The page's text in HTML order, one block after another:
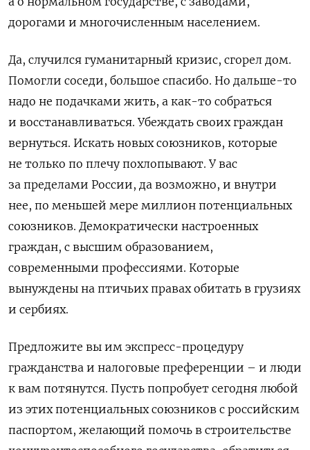
дорогами и многочисленным населением.
Да, случился гуманитарный кризис, сгорел дом.
Помогли соседи, большое спасибо. Но дальше-то
надо не подачками жить, а как-то собраться
и восстанавливаться. Убеждать своих граждан
вернуться. Искать новых союзников, которые
не только по плечу похлопывают. У вас
за пределами России, да возможно, и внутри
нее, по меньшей мере миллион потенциальных
союзников. Демократически настроенных
граждан, с высшим образованием,
современными профессиями. Которые
вынуждены на птичьих правах обитать в грузиях
и сербиях.
Предложите вы им экспресс-процедуру
гражданства и налоговые преференции – и люди
к вам потянутся. Пусть попробует сегодня любой
из этих потенциальных союзников с российским
паспортом, желающий помочь в строительстве